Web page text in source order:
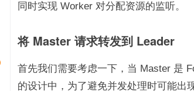
同时实现 Worker 对分配资源的监听。
将 Master 请求转发到 Leader
首先我们需要考虑一下，当 Master 是
的设计中，为了避免并发处理时可能出